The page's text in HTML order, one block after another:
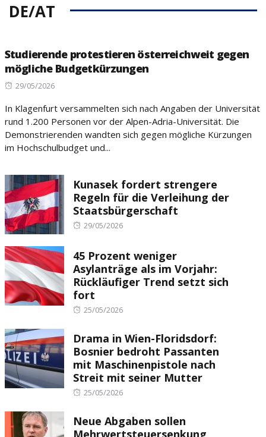
DE/AT
Studierende protestieren österreichweit gegen
mögliche Budgetkürzungen
Posted
29/05/2026
In Klagenfurt versammelten sich nach Angaben der Universität
rund 1.200 Personen vor der Alpen-Adria-Universität. Die
Demonstrierenden wandten sich gegen mögliche Kürzungen
im Hochschulbudget und...
Kunasek fordert strengere
Regeln für die Verleihung der
Staatsbürgerschaft
Posted
29/05/2026
45 Prozent weniger
Asylanträge als im Vorjahr:
Rückläufiger Trend setzt sich
fort
Posted
25/05/2026
Drama in Wien-Floridsdorf:
Bosnier bedroht Passanten
mit Maschinenpistole nach
Streit mit seiner Mutter
Posted
25/05/2026
Neue Abgaben sollen